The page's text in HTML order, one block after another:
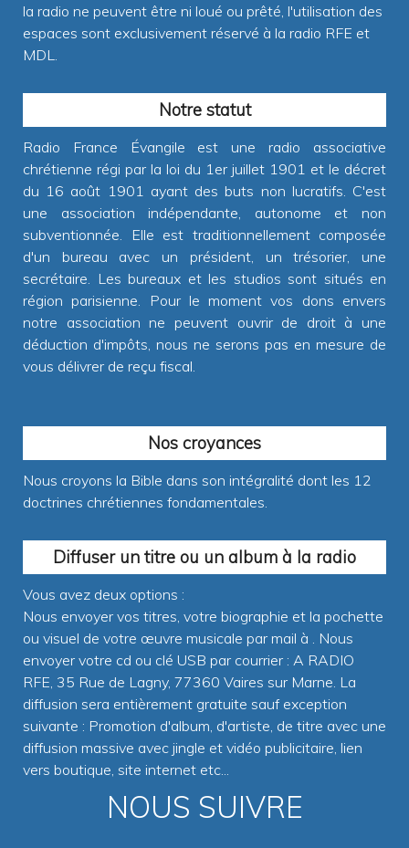
la radio ne peuvent être ni loué ou prêté, l'utilisation des
espaces sont exclusivement réservé à la radio RFE et
MDL.
Notre statut
Radio France Évangile est une radio associative
chrétienne régi par la loi du 1er juillet 1901 et le décret
du 16 août 1901 ayant des buts non lucratifs. C'est
une association indépendante, autonome et non
subventionnée. Elle est traditionnellement composée
d'un bureau avec un président, un trésorier, une
secrétaire. Les bureaux et les studios sont situés en
région parisienne. Pour le moment vos dons envers
notre association ne peuvent ouvrir de droit à une
déduction d'impôts, nous ne serons pas en mesure de
vous délivrer de reçu fiscal.
Nos croyances
Nous croyons la Bible dans son intégralité dont les 12
doctrines chrétiennes fondamentales.
Diffuser un titre ou un album à la radio
Vous avez deux options :
Nous envoyer vos titres, votre biographie et la pochette
ou visuel de votre œuvre musicale par mail à
. Nous
envoyer votre cd ou clé USB par courrier : A RADIO
RFE, 35 Rue de Lagny, 77360 Vaires sur Marne. La
diffusion sera entièrement gratuite sauf exception
suivante : Promotion d'album, d'artiste, de titre avec une
diffusion massive avec jingle et vidéo publicitaire, lien
vers boutique, site internet etc...
NOUS SUIVRE